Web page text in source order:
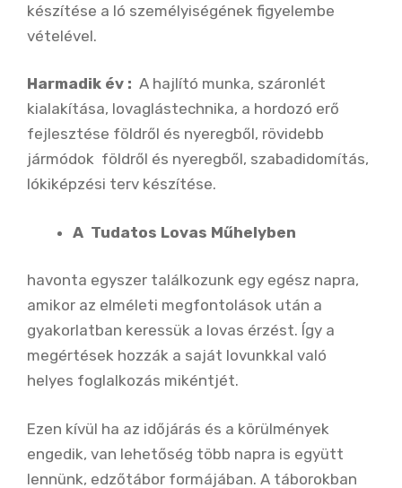
készítése a ló személyiségének figyelembe
vételével.
Harmadik év : A hajlító munka, száronlét
kialakítása, lovaglástechnika, a hordozó erő
fejlesztése földről és nyeregből, rövidebb
jármódok földről és nyeregből, szabadidomítás,
lókiképzési terv készítése.
A Tudatos Lovas Műhelyben
havonta egyszer találkozunk egy egész napra,
amikor az elméleti megfontolások után a
gyakorlatban keressük a lovas érzést. Így a
megértések hozzák a saját lovunkkal való
helyes foglalkozás mikéntjét.
Ezen kívül ha az időjárás és a körülmények
engedik, van lehetőség több napra is együtt
lennünk, edzőtábor formájában. A táborokban